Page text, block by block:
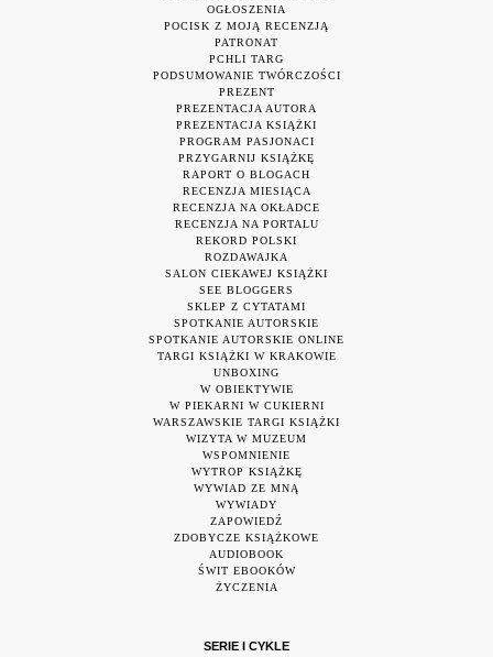
OGŁOSZENIA
POCISK Z MOJĄ RECENZJĄ
PATRONAT
PCHLI TARG
PODSUMOWANIE TWÓRCZOŚCI
PREZENT
PREZENTACJA AUTORA
PREZENTACJA KSIĄŻKI
PROGRAM PASJONACI
PRZYGARNIJ KSIĄŻKĘ
RAPORT O BLOGACH
RECENZJA MIESIĄCA
RECENZJA NA OKŁADCE
RECENZJA NA PORTALU
REKORD POLSKI
ROZDAWAJKA
SALON CIEKAWEJ KSIĄŻKI
SEE BLOGGERS
SKLEP Z CYTATAMI
SPOTKANIE AUTORSKIE
SPOTKANIE AUTORSKIE ONLINE
TARGI KSIĄŻKI W KRAKOWIE
UNBOXING
W OBIEKTYWIE
W PIEKARNI W CUKIERNI
WARSZAWSKIE TARGI KSIĄŻKI
WIZYTA W MUZEUM
WSPOMNIENIE
WYTROP KSIĄŻKĘ
WYWIAD ZE MNĄ
WYWIADY
ZAPOWIEDŹ
ZDOBYCZE KSIĄŻKOWE
AUDIOBOOK
ŚWIT EBOOKÓW
ŻYCZENIA
SERIE I CYKLE